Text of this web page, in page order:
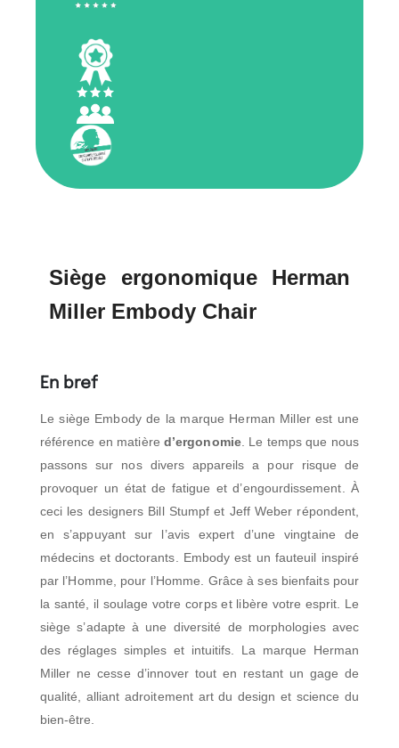
Siège ergonomique Herman
Miller Embody Chair
En bref
Le siège Embody de la marque Herman Miller est une
référence en matièred’ergonomie. Le temps que nous
passons sur nos divers appareils a pour risque de
provoquer un état de fatigue et d’engourdissement. À
ceci les designers Bill Stumpf et Jeff Weber répondent,
en s’appuyant sur l’avis expert d’une vingtaine de
médecins et doctorants. Embody est un fauteuil inspiré
par l’Homme, pour l’Homme. Grâce à ses bienfaits pour
la santé, il soulage votre corps et libère votre esprit. Le
siège s’adapte à une diversité de morphologies avec
des réglages simples et intuitifs. La marque Herman
Miller ne cesse d’innover tout en restant un gage de
qualité, alliant adroitement art du design et science du
bien-être.